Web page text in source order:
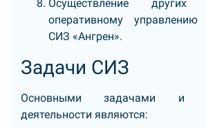
Осуществление
оперативному управлению
СИЗ «Ангрен».
Задачи СИЗ
Основными задачами и
деятельности являются: